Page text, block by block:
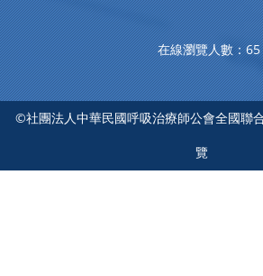
在線瀏覽人數：65
©社團法人中華民國呼吸治療師公會全國聯
覽